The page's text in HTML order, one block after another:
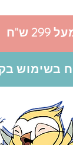
ש"ח